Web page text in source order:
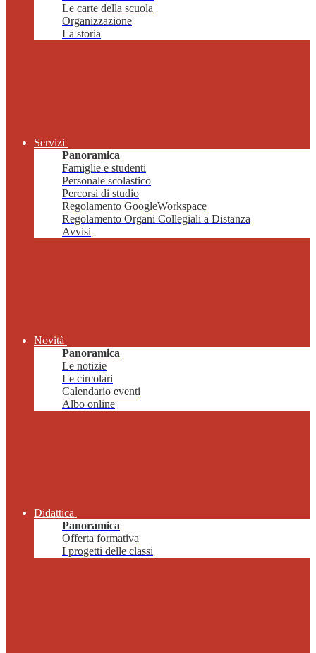
Le carte della scuola
Organizzazione
La storia
Servizi
Panoramica
Famiglie e studenti
Personale scolastico
Percorsi di studio
Regolamento GoogleWorkspace
Regolamento Organi Collegiali a Distanza
Avvisi
Novità
Panoramica
Le notizie
Le circolari
Calendario eventi
Albo online
Didattica
Panoramica
Offerta formativa
I progetti delle classi